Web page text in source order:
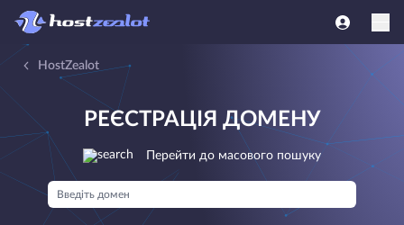
HostZealot
РЕЄСТРАЦІЯ ДОМЕНУ
Перейти до масового пошуку